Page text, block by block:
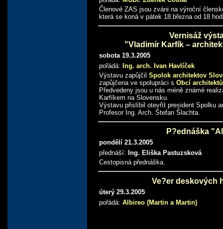
Členové ZAS jsou zváni na výroční
která se koná v pátek 18.března od 18
Vernisáž
"Vladimír Karfík –
sobota 19.3.2005
pořádá: Ing. arch. Ivan Havlíček
Výstavu zapůjčil Spolok architektov
zapůjčena ve spolupráci s Obcí architektů
Předvedeny jsou u nás méně známé
Karfíkem na Slovensku.
Výstavu přislíbil otevřít president Spolku
Profesor Ing. Arch. Štefan Šlachta.
P?ednáška
pondělí 21.3.2005
přednáší: Ing. Eliška Pastuzsková
Cestopisná přednáška.
Ve?er deskových
úterý 29.3.2005
pořádá: Albireo (Martin a Martin)